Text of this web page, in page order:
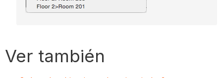
Ver también